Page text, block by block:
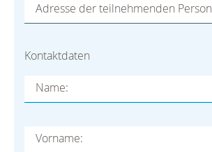
Adresse der teilnehmenden Person
Kontaktdaten
Name:
Vorname: